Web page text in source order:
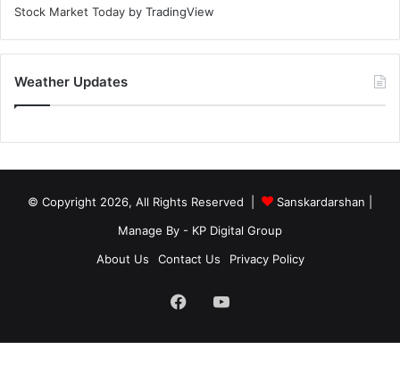
Stock Market Today by TradingView
Weather Updates
© Copyright 2026, All Rights Reserved | Sanskardarshan
Manage By - KP Digital Group
About Us
Contact Us Privacy Policy
FacebookYouTube